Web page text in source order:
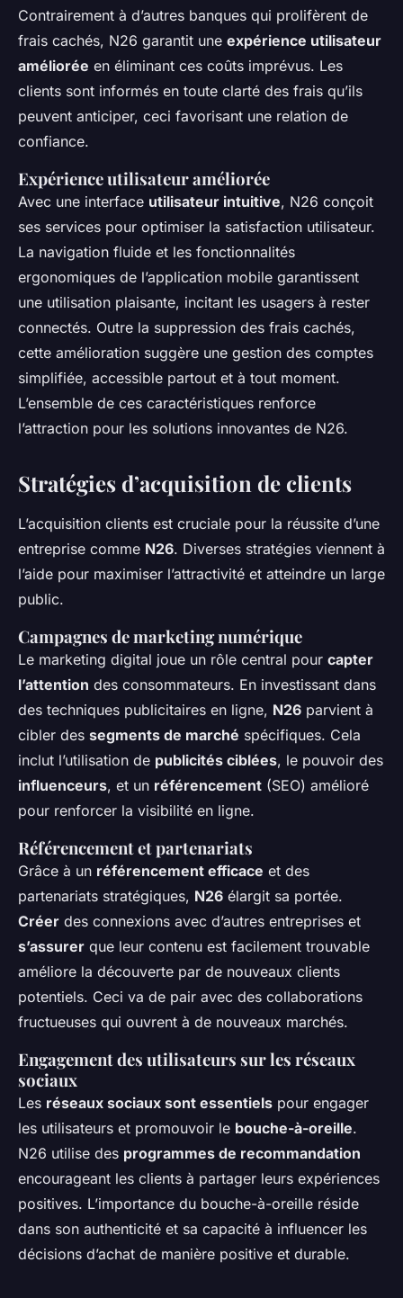
Contrairement à d’autres banques qui prolifèrent de
frais cachés, N26 garantit une expérience utilisateur
améliorée en éliminant ces coûts imprévus. Les
clients sont informés en toute clarté des frais qu’ils
peuvent anticiper, ceci favorisant une relation de
confiance.
Expérience utilisateur améliorée
Avec une interface utilisateur intuitive, N26 conçoit
ses services pour optimiser la satisfaction utilisateur.
La navigation fluide et les fonctionnalités
ergonomiques de l’application mobile garantissent
une utilisation plaisante, incitant les usagers à rester
connectés. Outre la suppression des frais cachés,
cette amélioration suggère une gestion des comptes
simplifiée, accessible partout et à tout moment.
L’ensemble de ces caractéristiques renforce
l’attraction pour les solutions innovantes de N26.
Stratégies d’acquisition de clients
L’acquisition clients est cruciale pour la réussite d’une
entreprise comme N26. Diverses stratégies viennent à
l’aide pour maximiser l’attractivité et atteindre un large
public.
Campagnes de marketing numérique
Le marketing digital joue un rôle central pour capter
l’attention des consommateurs. En investissant dans
des techniques publicitaires en ligne, N26 parvient à
cibler des segments de marché spécifiques. Cela
inclut l’utilisation de publicités ciblées, le pouvoir des
influenceurs, et un référencement (SEO) amélioré
pour renforcer la visibilité en ligne.
Référencement et partenariats
Grâce à un référencement efficace et des
partenariats stratégiques, N26 élargit sa portée.
Créer des connexions avec d’autres entreprises et
s’assurer que leur contenu est facilement trouvable
améliore la découverte par de nouveaux clients
potentiels. Ceci va de pair avec des collaborations
fructueuses qui ouvrent à de nouveaux marchés.
Engagement des utilisateurs sur les réseaux
sociaux
Les réseaux sociaux sont essentiels pour engager
les utilisateurs et promouvoir le bouche-à-oreille.
N26 utilise des programmes de recommandation
encourageant les clients à partager leurs expériences
positives. L’importance du bouche-à-oreille réside
dans son authenticité et sa capacité à influencer les
décisions d’achat de manière positive et durable.